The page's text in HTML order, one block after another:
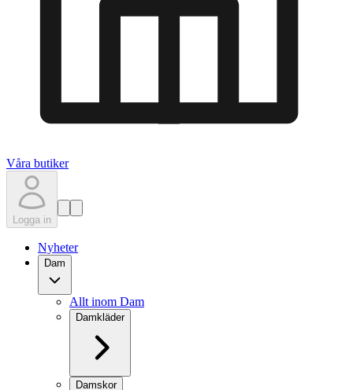
Våra butiker
Logga in
Nyheter
Dam
Allt inom Dam
Damkläder
Damskor